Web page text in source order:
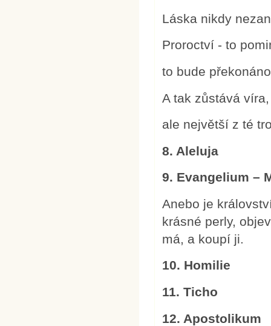
Láska nikdy
Proroctví - to
to bude
A tak zůstává
ale největší z té
8. Aleluja
9. Evangelium –
Anebo je
krásné perly,
má, a koupí ji.
10. Homilie
11. Ticho
12. Apostolikum